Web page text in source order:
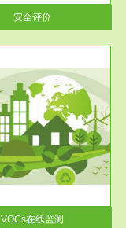
安全评价
VOCs在线监测